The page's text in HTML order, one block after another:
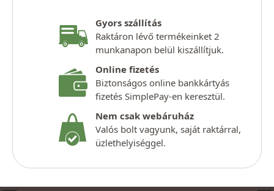
Gyors szállítás
Raktáron lévő termékeinket 2
munkanapon belül kiszállítjuk.
Online fizetés
Biztonságos online bankkártyás
fizetés SimplePay-en keresztül.
Nem csak webáruház
Valós bolt vagyunk, saját raktárral,
üzlethelyiséggel.